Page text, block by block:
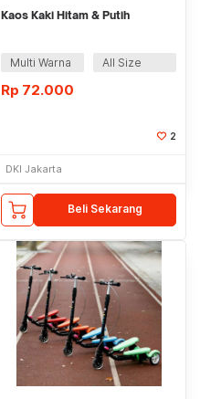
Kaos Kaki Hitam & Putih
Multi Warna All Size
Rp 72.000
2
DKI Jakarta
Beli Sekarang